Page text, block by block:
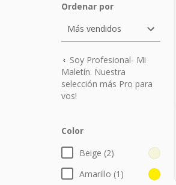
Ordenar por
Soy Profesional- Mi
Maletín. Nuestra
selección más Pro para
vos!
Color
Beige (2)
Amarillo (1)